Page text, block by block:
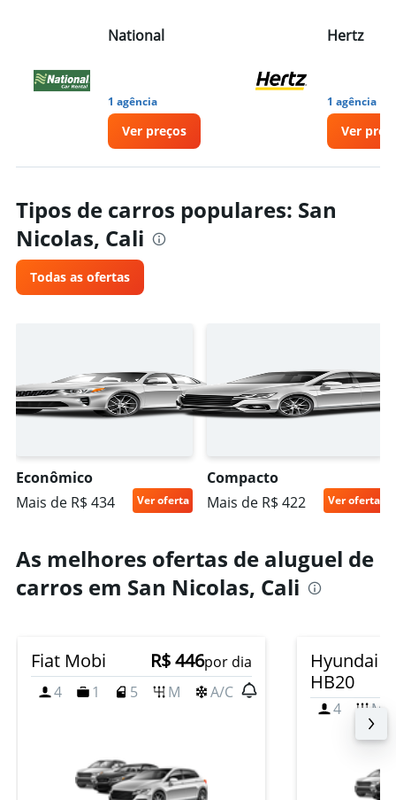
National
1 agência
Ver preços
Hertz
1 agência
Ver
Tipos de carros populares: San
Nicolas, Cali
Todas as ofertas
Econômico
Mais de R$ 434
Ver oferta
Compacto
Mais de R$ 422
Ver oferta
As melhores ofertas de aluguel de
carros em San Nicolas, Cali
Fiat Mobi R$ 446por dia
4
1 5 M A/C
Hyundai
HB20
4 M